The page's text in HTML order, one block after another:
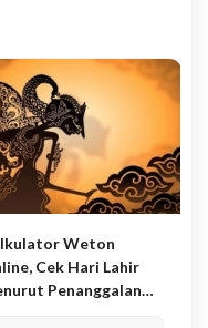
Weton
Cek Hari Lahir
Penanggalan